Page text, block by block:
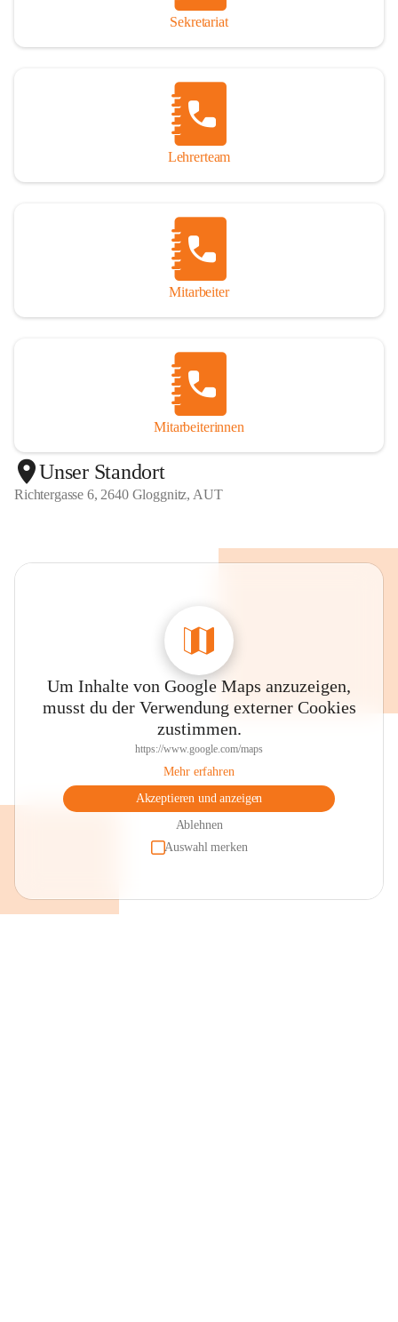
Sekretariat
Lehrerteam
Mitarbeiter
Mitarbeiterinnen
+1
Unser Standort
Richtergasse 6, 2640 Gloggnitz, AUT
Um Inhalte von Google Maps anzuzeigen,
musst du der Verwendung externer Cookies
zustimmen.
https://www.google.com/maps
Mehr erfahren
Akzeptieren und anzeigen
Ablehnen
Auswahl merken